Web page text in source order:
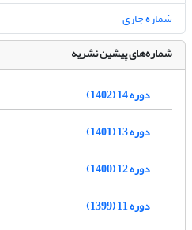
شماره جاری
شماره‌های پیشین نشریه
دوره 14 (1402)
دوره 13 (1401)
دوره 12 (1400)
دوره 11 (1399)